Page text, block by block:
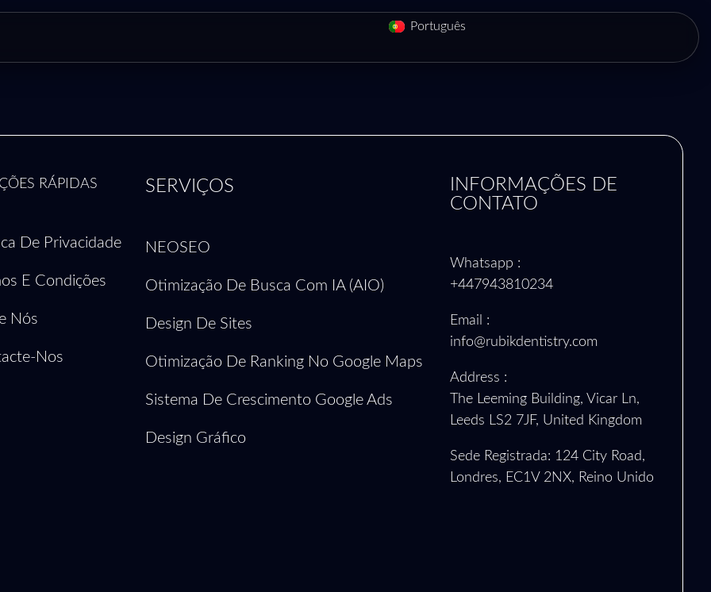
Português
Italiano
RÁPIDAS
De Privacidade
E Condições
Nós
Nos
SERVIÇOS
NEOSEO
Otimização De Busca Com IA (AIO)
Design De Sites
Otimização De Ranking No Google Maps
Sistema De Crescimento Google Ads
Design Gráfico
INFORMAÇÕES DE
CONTATO
Whatsapp :
+447943810234
Email :
info@rubikdentistry.com
Address :
The Leeming Building, Vicar Ln,
Leeds LS2 7JF, United Kingdom
Sede Registrada: 124 City Road,
Londres, EC1V 2NX, Reino Unido